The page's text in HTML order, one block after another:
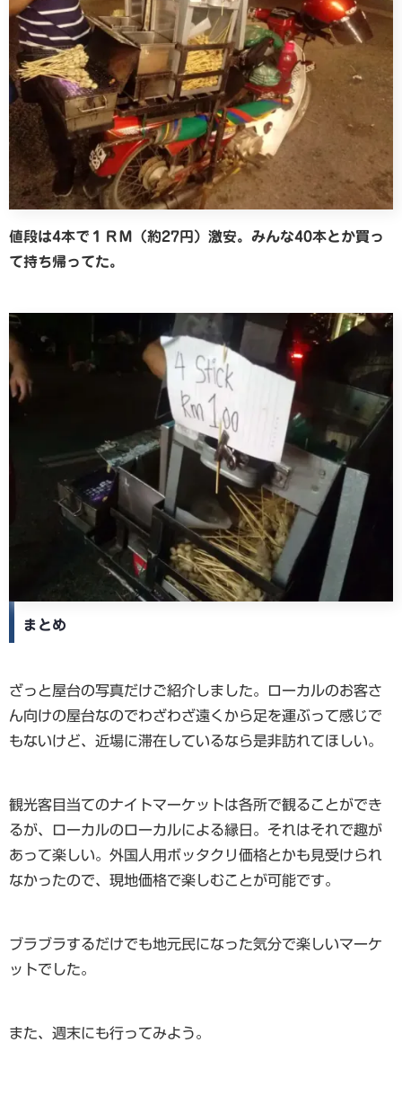
値段は4本で１ＲＭ（約27円）激安。みんな40本とか買っ
て持ち帰ってた。
まとめ
ざっと屋台の写真だけご紹介しました。ローカルのお客さ
ん向けの屋台なのでわざわざ遠くから足を運ぶって感じで
もないけど、近場に滞在しているなら是非訪れてほしい。
観光客目当てのナイトマーケットは各所で観ることができ
るが、ローカルのローカルによる縁日。それはそれで趣が
あって楽しい。外国人用ボッタクリ価格とかも見受けられ
なかったので、現地価格で楽しむことが可能です。
ブラブラするだけでも地元民になった気分で楽しいマーケ
ットでした。
また、週末にも行ってみよう。